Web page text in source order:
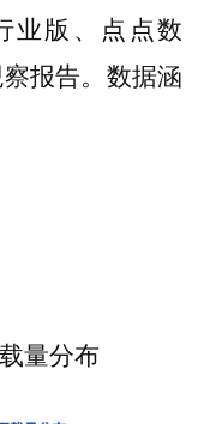
业版、点点数
报告。数据涵
量分布